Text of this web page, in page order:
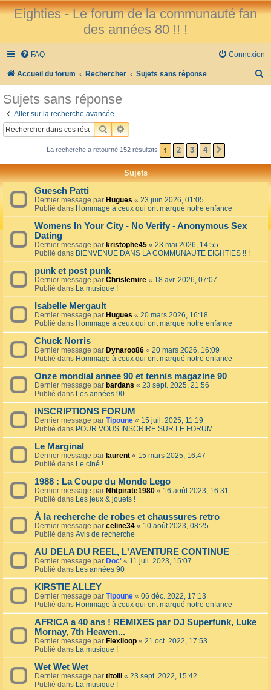
Eighties - Le forum de la communauté fan
des années 80 !! !
FAQ Connexion
Accueil du forum Rechercher Sujets sans réponse
h
r
Sujets sans réponse
Aller sur la recherche avancée
RECHERCHER
RECHERCHE AVANCÉE
La recherche a retourné 152 résultats 1 2 3 4
Sujets
Guesch Patti
Dernier message par Hugues « 23 juin 2026, 01:05
Publié dans Hommage à ceux qui ont marqué notre enfance
Womens In Your City - No Verify - Anonymous Sex
Dating
Dernier message par kristophe45 « 23 mai 2026, 14:55
Publié dans BIENVENUE DANS LA COMMUNAUTE EIGHTIES !! !
punk et post punk
Dernier message par Chrislemire « 18 avr. 2026, 07:07
Publié dans La musique !
Isabelle Mergault
Dernier message par Hugues « 20 mars 2026, 16:18
Publié dans Hommage à ceux qui ont marqué notre enfance
Chuck Norris
Dernier message par Dynaroo86 « 20 mars 2026, 16:09
Publié dans Hommage à ceux qui ont marqué notre enfance
Onze mondial annee 90 et tennis magazine 90
Dernier message par bardans « 23 sept. 2025, 21:56
Publié dans Les années 90
INSCRIPTIONS FORUM
Dernier message par Tipoune « 15 juil. 2025, 11:19
Publié dans POUR VOUS INSCRIRE SUR LE FORUM
Le Marginal
Dernier message par laurent « 15 mars 2025, 16:47
Publié dans Le ciné !
1988 : La Coupe du Monde Lego
Dernier message par Nhtpirate1980 « 16 août 2023, 16:31
Publié dans Les jeux & jouets !
À la recherche de robes et chaussures retro
Dernier message par celine34 « 10 août 2023, 08:25
Publié dans Avis de recherche
AU DELA DU REEL, L'AVENTURE CONTINUE
Dernier message par Doc' « 11 juil. 2023, 15:07
Publié dans Les années 90
KIRSTIE ALLEY
Dernier message par Tipoune « 06 déc. 2022, 17:13
Publié dans Hommage à ceux qui ont marqué notre enfance
AFRICA a 40 ans ! REMIXES par DJ Superfunk, Luke
Mornay, 7th Heaven...
Dernier message par Flexiloop « 21 oct. 2022, 17:53
Publié dans La musique !
Wet Wet Wet
Dernier message par titoili « 23 sept. 2022, 15:42
Publié dans La musique !